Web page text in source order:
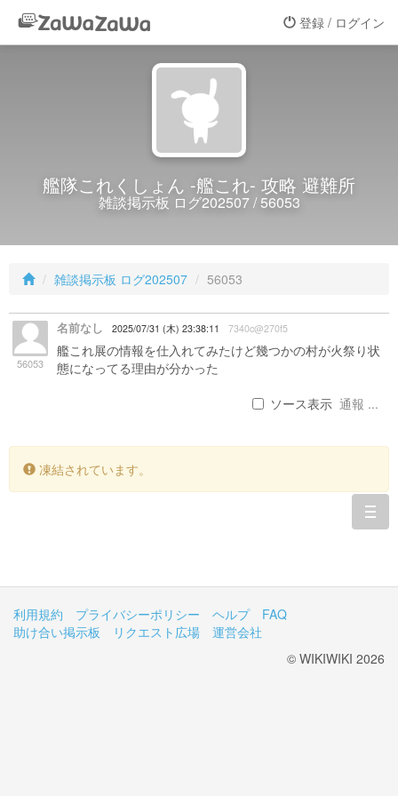
登録 / ログイン
艦隊これくしょん -艦これ- 攻略 避難所
雑談掲示板 ログ202507 / 56053
雑談掲示板 ログ202507 56053
56053
名前なし 2025/07/31 (木) 23:38:11 7340c@270f5
艦これ展の情報を仕入れてみたけど幾つかの村が火祭り状
態になってる理由が分かった
ソース表示 通報 ...
凍結されています。
利用規約 プライバシーポリシー ヘルプ
FAQ
助け合い掲示板
リクエスト広場
運営会社
© WIKIWIKI 2026